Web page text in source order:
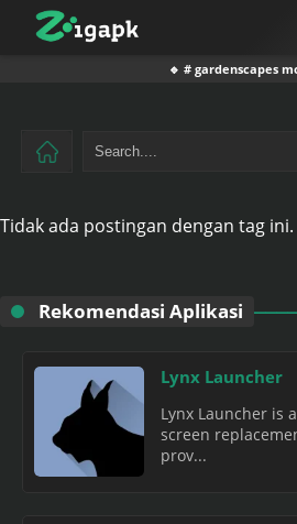
🔹 # gardenscapes
Tidak ada postingan dengan tag ini.
Rekomendasi Aplikasi
Lynx Launcher
Lynx Launcher is
screen
prov...